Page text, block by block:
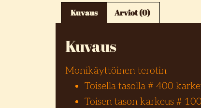
Kuvaus Arviot (0)
Kuvaus
Monikäyttöinen terotin
Toisella tasolla # 400
Toisen tason karkeus #